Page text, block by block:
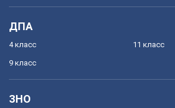
ДПА
4 класс
9 класс
11 класс
ЗНО